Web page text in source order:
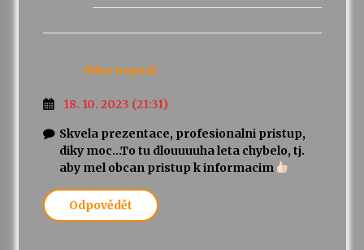
Misa napsal:
18. 10. 2023 (21:31)
Skvela prezentace, profesionalni pristup,
diky moc…To tu dlouuuuha leta chybelo, tj.
aby mel obcan pristup k informacim
Odpovědět